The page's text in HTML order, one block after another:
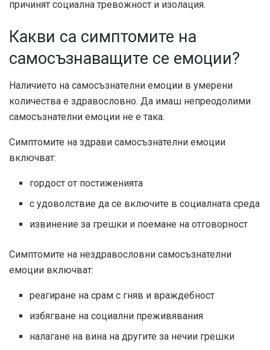
причинят социална тревожност и изолация.
Какви са симптомите на
самосъзнаващите се емоции?
Наличието на самосъзнателни емоции в умерени
количества е здравословно. Да имаш непреодолими
самосъзнателни емоции не е така.
Симптомите на здрави самосъзнателни емоции
включват:
гордост от постиженията
с удоволствие да се включите в социалната среда
извинение за грешки и поемане на отговорност
Симптомите на нездравословни самосъзнателни
емоции включват:
реагиране на срам с гняв и враждебност
избягване на социални преживявания
налагане на вина на другите за нечии грешки